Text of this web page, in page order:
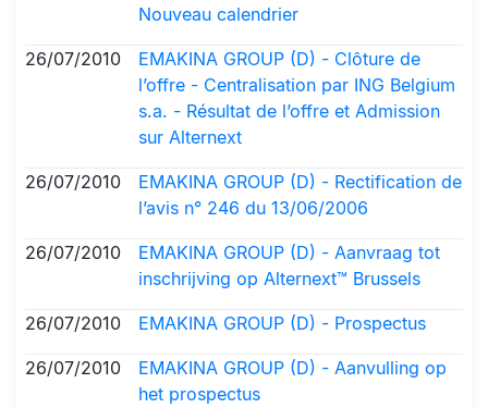
Nouveau calendrier
26/07/2010
EMAKINA GROUP (D) - Clôture de
l’offre - Centralisation par ING Belgium
s.a. - Résultat de l’offre et Admission
sur Alternext
26/07/2010
EMAKINA GROUP (D) - Rectification de
l’avis n° 246 du 13/06/2006
26/07/2010
EMAKINA GROUP (D) - Aanvraag tot
inschrijving op Alternext™ Brussels
26/07/2010 EMAKINA GROUP (D) - Prospectus
26/07/2010
EMAKINA GROUP (D) - Aanvulling op
het prospectus